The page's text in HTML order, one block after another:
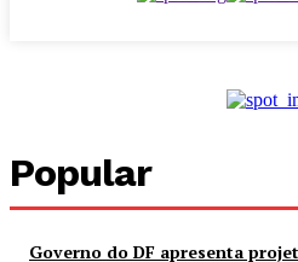
Popular
Governo do DF apresenta